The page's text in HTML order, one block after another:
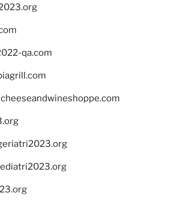
qa.com